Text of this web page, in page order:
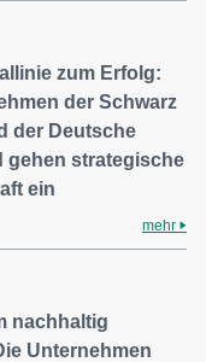
zum Erfolg:
der Schwarz
der Deutsche
gehen strategische
ein
mehr
nachhaltig
Unternehmen